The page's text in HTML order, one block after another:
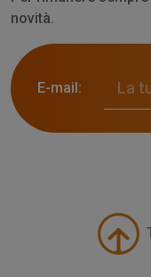
novità.
E-mail: